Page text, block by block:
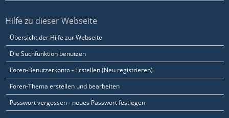
Hilfe zu dieser Webseite
Übersicht der Hilfe zur Webseite
Die Suchfunktion benutzen
Foren-Benutzerkonto - Erstellen (Neu registrieren)
Foren-Thema erstellen und bearbeiten
Passwort vergessen - neues Passwort festlegen